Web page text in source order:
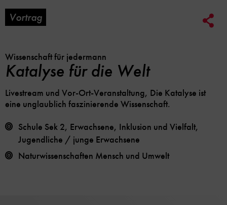
Vortrag
Wissenschaft für jedermann
Katalyse für die Welt
Livestream und Vor-Ort-Veranstaltung, Die Katalyse ist
eine unglaublich faszinierende Wissenschaft.
Schule Sek 2, Erwachsene, Inklusion und Vielfalt,
Jugendliche / junge Erwachsene
Naturwissenschaften Mensch und Umwelt